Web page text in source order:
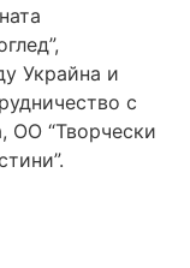
Украйна и
с
ОО “Творчески